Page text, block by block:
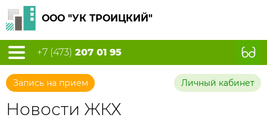
ООО "УК ТРОИЦКИЙ"
+7 (473) 207 01 95
Запись на прием Личный кабинет
Новости ЖКХ